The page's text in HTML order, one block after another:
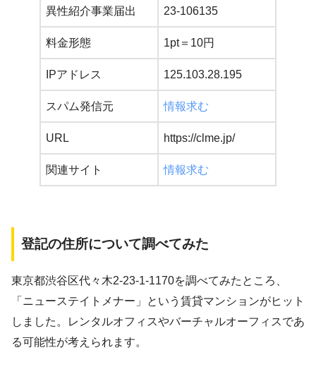
異性紹介事業届出 23-106135
料金形態 1pt＝10円
IPアドレス 125.103.28.195
スパム発信元 情報求む
URL https://clme.jp/
関連サイト 情報求む
登記の住所について調べてみた
東京都渋谷区代々木2-23-1-1170を調べてみたところ、
「ニューステイトメナー」という賃貸マンションがヒット
しました。レンタルオフィスやバーチャルオーフィスであ
る可能性が考えられます。